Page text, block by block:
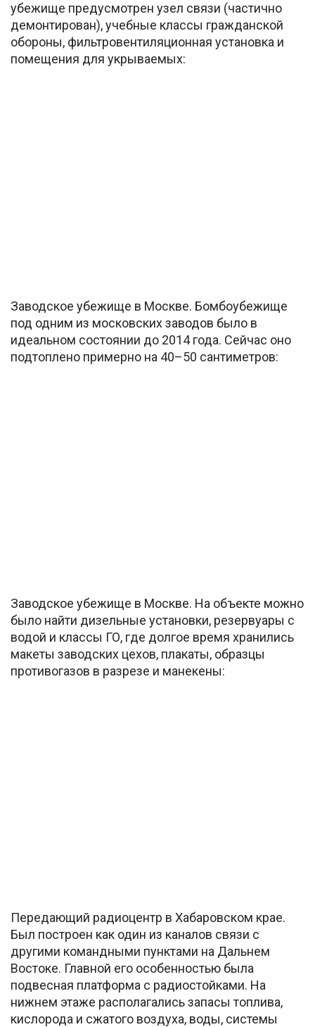
убежище предусмотрен узел связи (частично
демонтирован), учебные классы гражданской
обороны, фильтровентиляционная установка и
помещения для укрываемых:
Заводское убежище в Москве. Бомбоубежище
под одним из московских заводов было в
идеальном состоянии до 2014 года. Сейчас оно
подтоплено примерно на 40–50 сантиметров:
Заводское убежище в Москве. На объекте можно
было найти дизельные установки, резервуары с
водой и классы ГО, где долгое время хранились
макеты заводских цехов, плакаты, образцы
противогазов в разрезе и манекены:
Передающий радиоцентр в Хабаровском крае.
Был построен как один из каналов связи с
другими командными пунктами на Дальнем
Востоке. Главной его особенностью была
подвесная платформа с радиостойками. На
нижнем этаже располагались запасы топлива,
кислорода и сжатого воздуха, воды, системы